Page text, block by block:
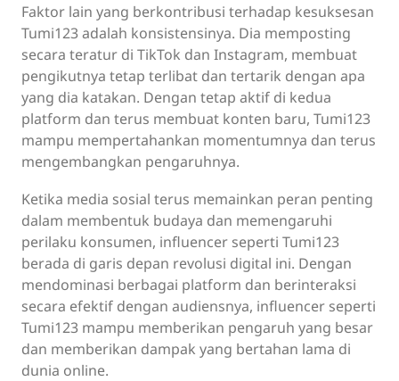
Faktor lain yang berkontribusi terhadap kesuksesan
Tumi123 adalah konsistensinya. Dia memposting
secara teratur di TikTok dan Instagram, membuat
pengikutnya tetap terlibat dan tertarik dengan apa
yang dia katakan. Dengan tetap aktif di kedua
platform dan terus membuat konten baru, Tumi123
mampu mempertahankan momentumnya dan terus
mengembangkan pengaruhnya.
Ketika media sosial terus memainkan peran penting
dalam membentuk budaya dan memengaruhi
perilaku konsumen, influencer seperti Tumi123
berada di garis depan revolusi digital ini. Dengan
mendominasi berbagai platform dan berinteraksi
secara efektif dengan audiensnya, influencer seperti
Tumi123 mampu memberikan pengaruh yang besar
dan memberikan dampak yang bertahan lama di
dunia online.